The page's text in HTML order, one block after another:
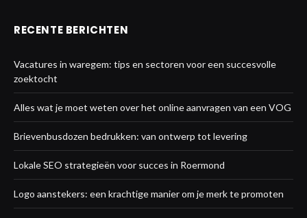
RECENTE BERICHTEN
Vacatures in waregem: tips en sectoren voor een succesvolle
zoektocht
Alles wat je moet weten over het online aanvragen van een VOG
Brievenbusdozen bedrukken: van ontwerp tot levering
Lokale SEO strategieën voor succes in Roermond
Logo aanstekers: een krachtige manier om je merk te promoten